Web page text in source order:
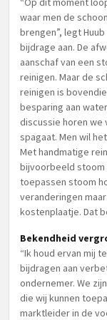
waar men de
brengen”, legt
bijdrage aan. De
aanschaf van een
reinigen. Maar de
reinigen is
besparing aan
discussie horen we
spagaat. Men wil
Met handmatige
bijvoorbeeld stoom
toepassen stoom
veranderingen
kostenplaatje. Dat
Bekendheid
“Ik houd ervan mij
bijdragen aan
ondernemer. We
die wij kunnen
marktleider in de